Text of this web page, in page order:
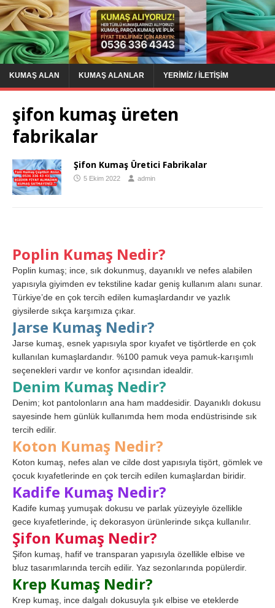
KUMAŞ ALAN KUMAŞ ALANLAR YERIMIZ / İLETIŞIM
şifon kumaş üreten
fabrikalar
Şifon Kumaş Üretici Fabrikalar
5 Ekim 2022 admin
Poplin Kumaş Nedir?
Poplin kumaş; ince, sık dokunmuş, dayanıklı ve nefes alabilen
yapısıyla giyimden ev tekstiline kadar geniş kullanım alanı sunar.
Türkiye’de en çok tercih edilen kumaşlardandır ve yazlık
giysilerde sıkça karşımıza çıkar.
Jarse Kumaş Nedir?
Jarse kumaş, esnek yapısıyla spor kıyafet ve tişörtlerde en çok
kullanılan kumaşlardandır. %100 pamuk veya pamuk-karışımlı
seçenekleri vardır ve konfor açısından idealdir.
Denim Kumaş Nedir?
Denim; kot pantolonların ana ham maddesidir. Dayanıklı dokusu
sayesinde hem günlük kullanımda hem moda endüstrisinde sık
tercih edilir.
Koton Kumaş Nedir?
Koton kumaş, nefes alan ve cilde dost yapısıyla tişört, gömlek ve
çocuk kıyafetlerinde en çok tercih edilen kumaşlardan biridir.
Kadife Kumaş Nedir?
Kadife kumaş yumuşak dokusu ve parlak yüzeyiyle özellikle
gece kıyafetlerinde, iç dekorasyon ürünlerinde sıkça kullanılır.
Şifon Kumaş Nedir?
Şifon kumaş, hafif ve transparan yapısıyla özellikle elbise ve
bluz tasarımlarında tercih edilir. Yaz sezonlarında popülerdir.
Krep Kumaş Nedir?
Krep kumaş, ince dalgalı dokusuyla şık elbise ve eteklerde